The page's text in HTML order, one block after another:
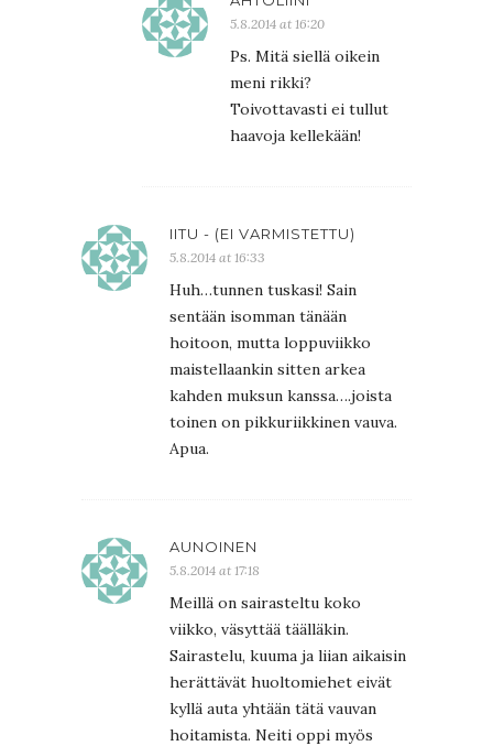
5.8.2014 at 16:20
Ps. Mitä siellä oikein
meni rikki?
Toivottavasti ei tullut
haavoja kellekään!
IITU - (EI VARMISTETTU)
5.8.2014 at 16:33
Huh…tunnen tuskasi! Sain
sentään isomman tänään
hoitoon, mutta loppuviikko
maistellaankin sitten arkea
kahden muksun kanssa….joista
toinen on pikkuriikkinen vauva.
Apua.
AUNOINEN
5.8.2014 at 17:18
Meillä on sairasteltu koko
viikko, väsyttää täälläkin.
Sairastelu, kuuma ja liian aikaisin
herättävät huoltomiehet eivät
kyllä auta yhtään tätä vauvan
hoitamista. Neiti oppi myös